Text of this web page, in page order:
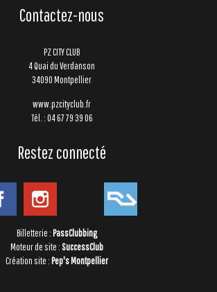
Contactez-nous
PZ CITY CLUB
4 Quai du Verdanson
34090 Montpellier
www.pzcityclub.fr
Tél. : 04 67 79 39 06
Restez connecté
Billetterie : PassClubbing
Moteur de site :SuccessClub
Création site : Pep's Montpellier